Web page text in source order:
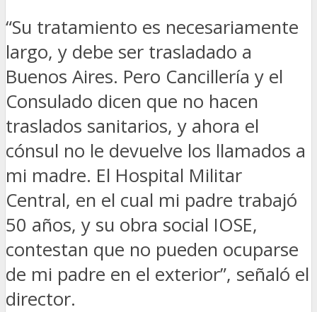
“Su tratamiento es necesariamente
largo, y debe ser trasladado a
Buenos Aires. Pero Cancillería y el
Consulado dicen que no hacen
traslados sanitarios, y ahora el
cónsul no le devuelve los llamados a
mi madre. El Hospital Militar
Central, en el cual mi padre trabajó
50 años, y su obra social IOSE,
contestan que no pueden ocuparse
de mi padre en el exterior”, señaló el
director.